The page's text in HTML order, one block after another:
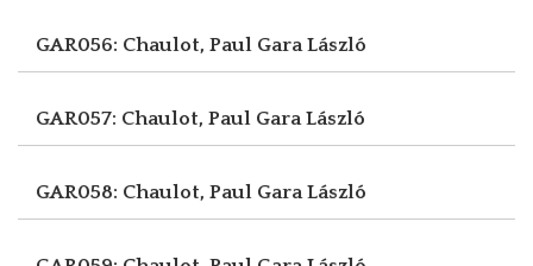
GAR056: Chaulot, Paul Gara László
GAR057: Chaulot, Paul Gara László
GAR058: Chaulot, Paul Gara László